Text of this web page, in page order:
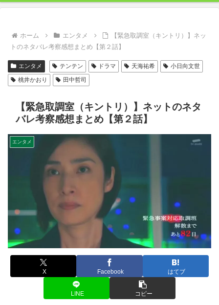
ホーム エンタメ
【緊急取調室（キントリ）】ネッ
トのネタバレ考察感想まとめ【第２話】
エンタメ テンテン ドラマ 天海祐希
小日向文世
桃井かおり
田中哲司
【緊急取調室（キントリ）】ネットのネタ
バレ考察感想まとめ【第２話】
エンタメ
X Facebook はてブ
LINE コピー